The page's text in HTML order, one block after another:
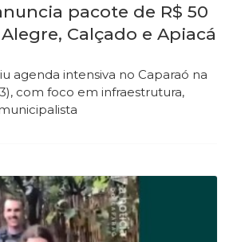
pacote de R$ 50
Calçado e Apiacá
agenda intensiva no Caparaó na
com foco em infraestrutura,